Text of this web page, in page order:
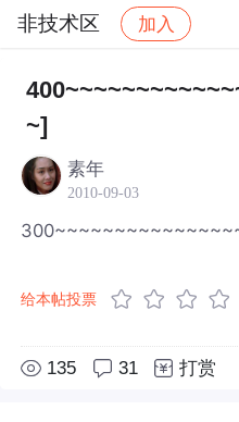
非技术区 加入
社区
~]
素年
2010-09-03
给本帖投票
135 31 打赏